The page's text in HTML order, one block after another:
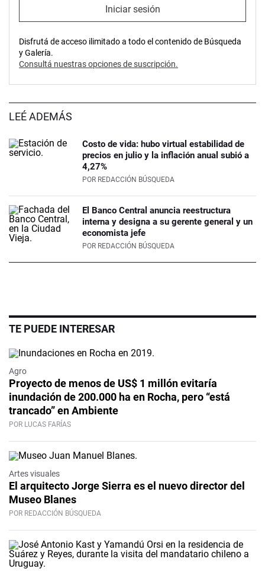
Iniciar sesión
Disfrutá de acceso ilimitado a todo el contenido de Búsqueda
y Galería.
Consultá nuestras opciones de suscripción.
LEÉ ADEMÁS
Costo de vida: hubo virtual estabilidad de
precios en julio y la inflación anual subió a
4,27%
POR REDACCIÓN BÚSQUEDA
El Banco Central anuncia reestructura
interna y designa a su gerente general y un
economista jefe
POR REDACCIÓN BÚSQUEDA
TE PUEDE INTERESAR
Agro
Proyecto de menos de US$ 1 millón evitaría
inundación de 200.000 ha en Rocha, pero “está
trancado” en Ambiente
POR LUCAS FARÍAS
Artes visuales
El arquitecto Jorge Sierra es el nuevo director del
Museo Blanes
POR REDACCIÓN BÚSQUEDA